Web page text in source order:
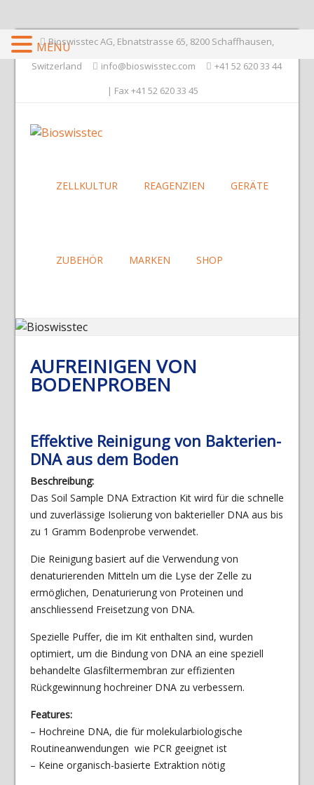
Bioswisstec AG, Ebnatstrasse 65, 8200 Schaffhausen,
Switzerland
info@bioswisstec.com
+41 52 620 33 44
| Fax +41 52 620 33 45
ZELLKULTUR REAGENZIEN GERÄTE
ZUBEHÖR MARKEN SHOP
AUFREINIGEN VON
BODENPROBEN
Effektive Reinigung von Bakterien-
DNA aus dem Boden
Beschreibung:
Das Soil Sample DNA Extraction Kit wird für die schnelle
und zuverlässige Isolierung von bakterieller DNA aus bis
zu 1 Gramm Bodenprobe verwendet.
Die Reinigung basiert auf die Verwendung von
denaturierenden Mitteln um die Lyse der Zelle zu
ermöglichen, Denaturierung von Proteinen und
anschliessend Freisetzung von DNA.
Spezielle Puffer, die im Kit enthalten sind, wurden
optimiert, um die Bindung von DNA an eine speziell
behandelte Glasfiltermembran zur effizienten
Rückgewinnung hochreiner DNA zu verbessern.
Features:
– Hochreine DNA, die für molekularbiologische
Routineanwendungen wie PCR geeignet ist
– Keine organisch-basierte Extraktion nötig
MENU